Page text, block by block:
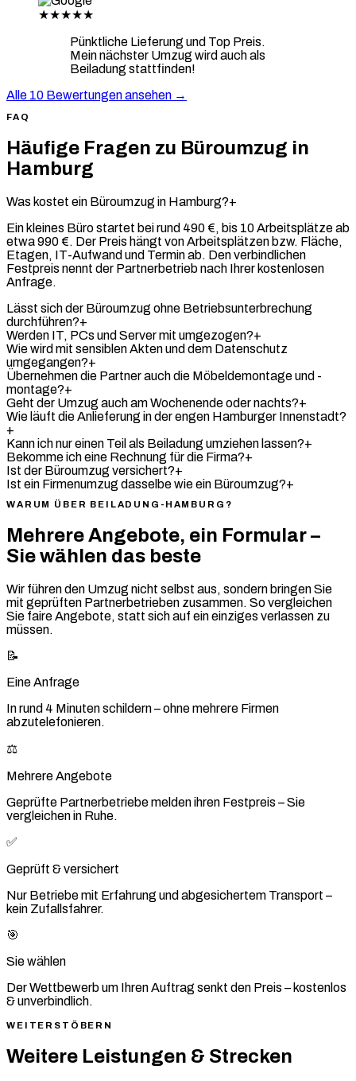
★★★★★
Pünktliche Lieferung und Top Preis.
Mein nächster Umzug wird auch als
Beiladung stattfinden!
Alle 10 Bewertungen ansehen →
FAQ
Häufige Fragen zu Büroumzug in
Hamburg
Was kostet ein Büroumzug in Hamburg?+
Ein kleines Büro startet bei rund 490 €, bis 10 Arbeitsplätze ab
etwa 990 €. Der Preis hängt von Arbeitsplätzen bzw. Fläche,
Etagen, IT-Aufwand und Termin ab. Den verbindlichen
Festpreis nennt der Partnerbetrieb nach Ihrer kostenlosen
Anfrage.
Lässt sich der Büroumzug ohne Betriebsunterbrechung
durchführen?+
Werden IT, PCs und Server mit umgezogen?+
Wie wird mit sensiblen Akten und dem Datenschutz
umgegangen?+
Übernehmen die Partner auch die Möbeldemontage und -
montage?+
Geht der Umzug auch am Wochenende oder nachts?+
Wie läuft die Anlieferung in der engen Hamburger Innenstadt?
+
Kann ich nur einen Teil als Beiladung umziehen lassen?+
Bekomme ich eine Rechnung für die Firma?+
Ist der Büroumzug versichert?+
Ist ein Firmenumzug dasselbe wie ein Büroumzug?+
WARUM ÜBER BEILADUNG-HAMBURG?
Mehrere Angebote, ein Formular –
Sie wählen das beste
Wir führen den Umzug nicht selbst aus, sondern bringen Sie
mit geprüften Partnerbetrieben zusammen. So vergleichen
Sie faire Angebote, statt sich auf ein einziges verlassen zu
müssen.
📝
Eine Anfrage
In rund 4 Minuten schildern – ohne mehrere Firmen
abzutelefonieren.
⚖️
Mehrere Angebote
Geprüfte Partnerbetriebe melden ihren Festpreis – Sie
vergleichen in Ruhe.
✅
Geprüft & versichert
Nur Betriebe mit Erfahrung und abgesichertem Transport –
kein Zufallsfahrer.
🎯
Sie wählen
Der Wettbewerb um Ihren Auftrag senkt den Preis – kostenlos
& unverbindlich.
WEITERSTÖBERN
Weitere Leistungen & Strecken